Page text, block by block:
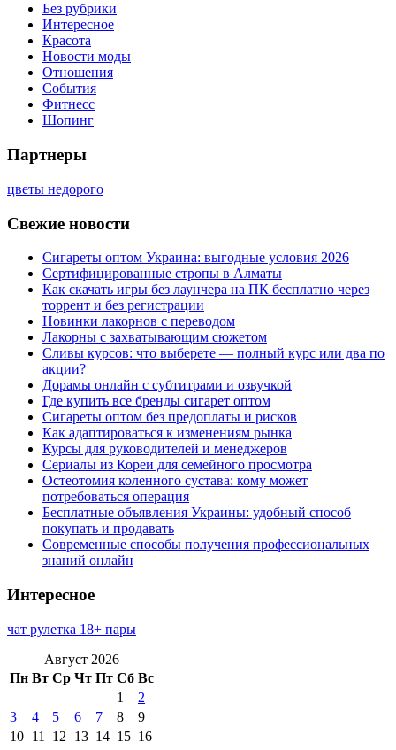
Без рубрики
Интересное
Красота
Новости моды
Отношения
События
Фитнесс
Шопинг
Партнеры
цветы недорого
Свежие новости
Сигареты оптом Украина: выгодные условия 2026
Сертифицированные стропы в Алматы
Как скачать игры без лаунчера на ПК бесплатно через
торрент и без регистрации
Новинки лакорнов с переводом
Лакорны с захватывающим сюжетом
Сливы курсов: что выберете — полный курс или два по
акции?
Дорамы онлайн с субтитрами и озвучкой
Где купить все бренды сигарет оптом
Сигареты оптом без предоплаты и рисков
Как адаптироваться к изменениям рынка
Курсы для руководителей и менеджеров
Сериалы из Кореи для семейного просмотра
Остеотомия коленного сустава: кому может
потребоваться операция
Бесплатные объявления Украины: удобный способ
покупать и продавать
Современные способы получения профессиональных
знаний онлайн
Интересное
чат рулетка 18+ пары
Август 2026
Пн Вт Ср Чт Пт Сб Вс
1
2
3
4 5 6 7 8
9
10 11 12 13 14 15 16